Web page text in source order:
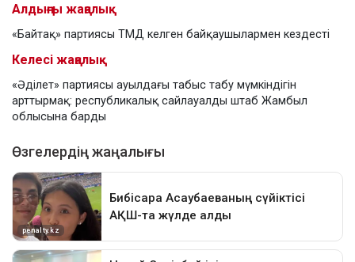
Алдыңғы жаңалық
«Байтақ» партиясы ТМД келген байқаушылармен кездесті
Келесі жаңалық
«Әділет» партиясы ауылдағы табыс табу мүмкіндігін
арттырмақ: республикалық сайлауалды штаб Жамбыл
облысына барды